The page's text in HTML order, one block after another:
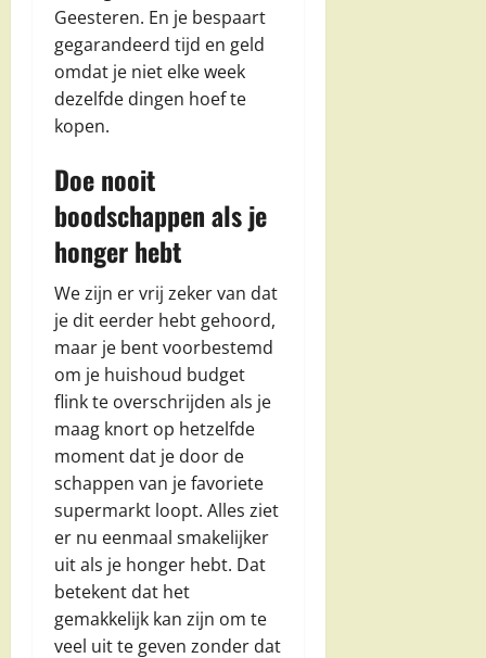
Geesteren. En je bespaart
gegarandeerd tijd en geld
omdat je niet elke week
dezelfde dingen hoef te
kopen.
Doe nooit
boodschappen als je
honger hebt
We zijn er vrij zeker van dat
je dit eerder hebt gehoord,
maar je bent voorbestemd
om je huishoud budget
flink te overschrijden als je
maag knort op hetzelfde
moment dat je door de
schappen van je favoriete
supermarkt loopt. Alles ziet
er nu eenmaal smakelijker
uit als je honger hebt. Dat
betekent dat het
gemakkelijk kan zijn om te
veel uit te geven zonder dat